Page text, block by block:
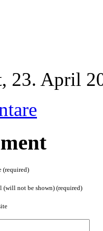
23. April
(required)
(will not be shown) (required)